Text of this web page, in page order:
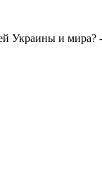
Украины и